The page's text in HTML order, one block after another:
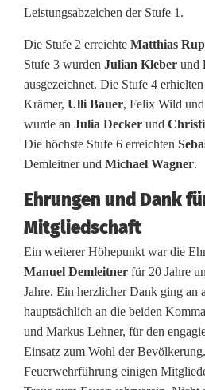
i
c
e
J
a
h
r
e
s
b
i
l
Leistungsabzeichen der Stufe 1.
Die Stufe 2 erreichte Matthias
Stufe 3 wurden Julian Kleber und
ausgezeichnet. Die Stufe 4
Krämer, Ulli Bauer, Felix Wild und
wurde an Julia Decker und
Die höchste Stufe 6 erreichten
Demleitner und Michael Wagner.
Ehrungen und Dank
Mitgliedschaft
Ein weiterer Höhepunkt war die
Manuel Demleitner für 20 Jahre
Jahre. Ein herzlicher Dank ging an
hauptsächlich an die beiden
und Markus Lehner, für den
Einsatz zum Wohl der
Feuerwehrführung einigen